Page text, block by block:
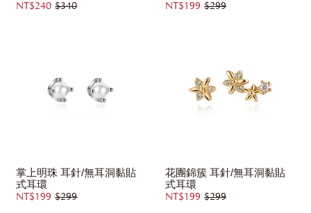
NT$240 $340 NT$199 $299
掌上明珠 耳針/無耳洞黏貼
式耳環
NT$199 $299
花團錦簇 耳針/無耳洞黏貼
式耳環
NT$199 $299